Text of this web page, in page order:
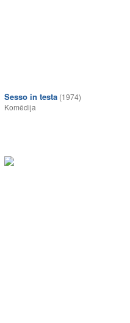
Sesso in testa (1974)
Komēdija